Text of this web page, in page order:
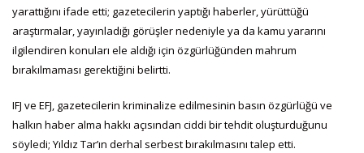
yarattığını ifade etti; gazetecilerin yaptığı haberler, yürüttüğü
araştırmalar, yayınladığı görüşler nedeniyle ya da kamu yararını
ilgilendiren konuları ele aldığı için özgürlüğünden mahrum
bırakılmaması gerektiğini belirtti.
IFJ ve EFJ, gazetecilerin kriminalize edilmesinin basın özgürlüğü ve
halkın haber alma hakkı açısından ciddi bir tehdit oluşturduğunu
söyledi; Yıldız Tar’ın derhal serbest bırakılmasını talep etti.